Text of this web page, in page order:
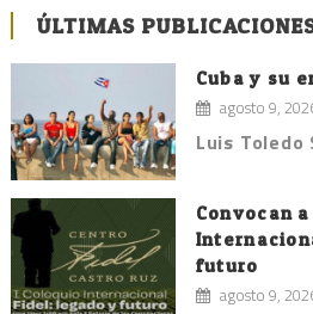
ÚLTIMAS
Cuba y su
agosto 9,
Luis Toledo
Convocan
futuro
agosto 9,